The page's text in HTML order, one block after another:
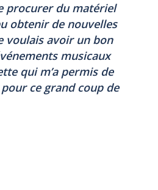
procurer du matériel
obtenir de nouvelles
voulais avoir un bon
musicaux
qui m’a permis de
ce grand coup de